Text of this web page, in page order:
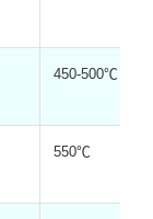
450-500℃
550℃